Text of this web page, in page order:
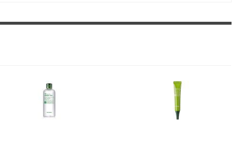
процессу старения, усиливает защитные функции кожи.